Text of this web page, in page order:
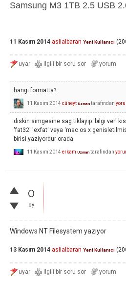
11 Kasım 2014 aslialbaran Yeni Kullanıcı (
hangi formatta?
11 Kasım 2014 cüneyt Uzman tarafından
diskin simgesine sag tiklayip 'bilgi ver'
'fat32' 'exfat' veya 'mac os x
birisi yaziyordur orada.
11 Kasım 2014 erkam Uzman tarafından
0
oy
Windows NT Filesystem yazıyor
13 Kasım 2014 aslialbaran Yeni Kullanıcı (